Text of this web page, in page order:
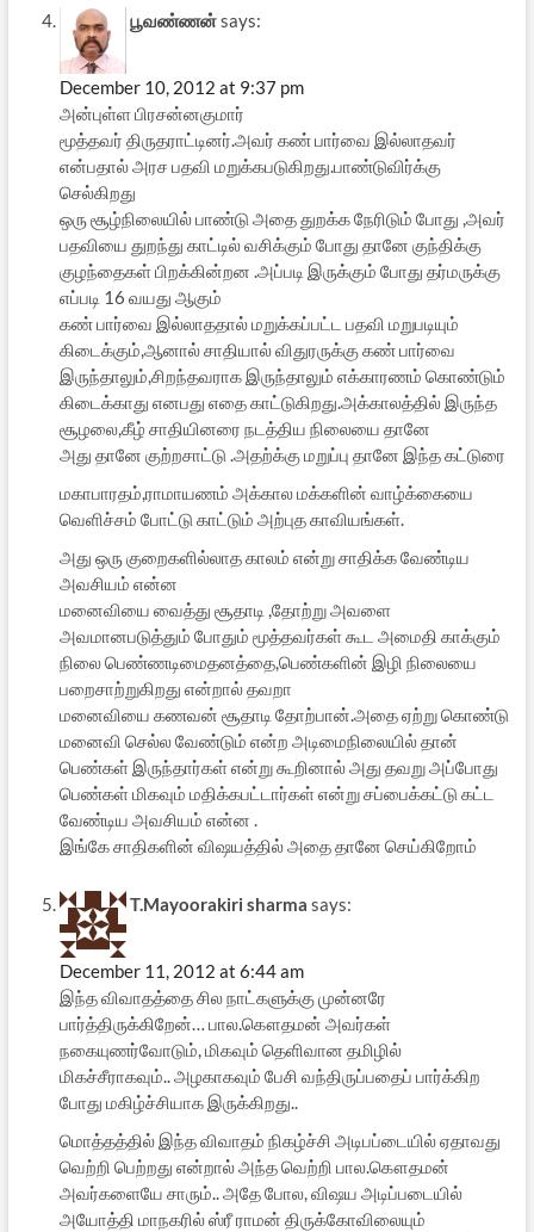
பூவண்ணன்says:
December 10, 2012 at 9:37 pm
அன்புள்ள பிரசன்னகுமார்
மூத்தவர் திருதராட்டினர்.அவர் கண் பார்வை இல்லாதவர்
என்பதால் அரச பதவி மறுக்கபடுகிறது.பாண்டுவிர்க்கு
செல்கிறது
ஒரு சூழ்நிலையில் பாண்டு அதை துறக்க நேரிடும் போது ,அவர்
பதவியை துறந்து காட்டில் வசிக்கும் போது தானே குந்திக்கு
குழந்தைகள் பிறக்கின்றன .அப்படி இருக்கும் போது தர்மருக்கு
எப்படி 16 வயது ஆகும்
கண் பார்வை இல்லாததால் மறுக்கப்பட்ட பதவி மறுபடியும்
கிடைக்கும்,ஆனால் சாதியால் விதுரருக்கு கண் பார்வை
இருந்தாலும்,சிறந்தவராக இருந்தாலும் எக்காரணம் கொண்டும்
கிடைக்காது எனபது எதை காட்டுகிறது.அக்காலத்தில் இருந்த
சூழலை,கீழ் சாதியினரை நடத்திய நிலையை தானே
அது தானே குற்றசாட்டு .அதற்க்கு மறுப்பு தானே இந்த கட்டுரை
மகாபாரதம்,ராமாயணம் அக்கால மக்களின் வாழ்க்கையை
வெளிச்சம் போட்டு காட்டும் அற்புத காவியங்கள்.
அது ஒரு குறைகளில்லாத காலம் என்று சாதிக்க வேண்டிய
அவசியம் என்ன
மனைவியை வைத்து சூதாடி ,தோற்று அவளை
அவமானபடுத்தும் போதும் மூத்தவர்கள் கூட அமைதி காக்கும்
நிலை பெண்ணடிமைதனத்தை,பெண்களின் இழி நிலையை
பறைசாற்றுகிறது என்றால் தவறா
மனைவியை கணவன் சூதாடி தோற்பான்.அதை ஏற்று கொண்டு
மனைவி செல்ல வேண்டும் என்ற அடிமைநிலையில் தான்
பெண்கள் இருந்தார்கள் என்று கூறினால் அது தவறு அப்போது
பெண்கள் மிகவும் மதிக்கபட்டார்கள் என்று சப்பைக்கட்டு கட்ட
வேண்டிய அவசியம் என்ன .
இங்கே சாதிகளின் விஷயத்தில் அதை தானே செய்கிறோம்
T.Mayoorakiri sharma says:
December 11, 2012 at 6:44 am
இந்த விவாதத்தை சில நாட்களுக்கு முன்னரே
பார்த்திருக்கிறேன்… பால.கௌதமன் அவர்கள்
நகையுணர்வோடும், மிகவும் தெளிவான தமிழில்
மிகச்சீராகவும்.. அழகாகவும் பேசி வந்திருப்பதைப் பார்க்கிற
போது மகிழ்ச்சியாக இருக்கிறது..
மொத்தத்தில் இந்த விவாதம் நிகழ்ச்சி அடிபப்டையில் ஏதாவது
வெற்றி பெற்றது என்றால் அந்த வெற்றி பால.கௌதமன்
அவர்களையே சாரும்.. அதே போல, விஷய அடிப்படையில்
அயோத்தி மாநகரில் ஸ்ரீ ராமன் திருக்கோவிலையும்